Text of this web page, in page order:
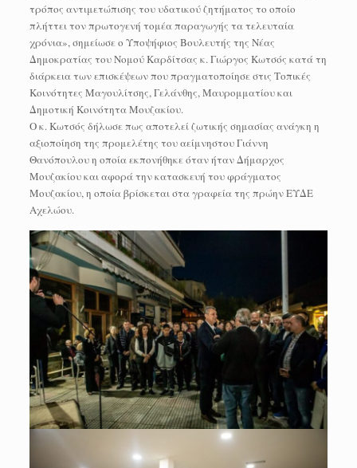
τρόπος αντιμετώπισης του υδατικού ζητήματος το οποίο
πλήττει τον πρωτογενή τομέα παραγωγής τα τελευταία
χρόνια», σημείωσε ο Υποψήφιος Βουλευτής της Νέας
Δημοκρατίας του Νομού Καρδίτσας κ. Γιώργος Κωτσός κατά τη
διάρκεια των επισκέψεων που πραγματοποίησε στις Τοπικές
Κοινότητες Μαγουλίτσης, Γελάνθης, Μαυρομματίου και
Δημοτική Κοινότητα Μουζακίου.
Ο κ. Κωτσός δήλωσε πως αποτελεί ζωτικής σημασίας ανάγκη η
αξιοποίηση της προμελέτης του αείμνηστου Γιάννη
Θανόπουλου η οποία εκπονήθηκε όταν ήταν Δήμαρχος
Μουζακίου και αφορά την κατασκευή του φράγματος
Μουζακίου, η οποία βρίσκεται στα γραφεία της πρώην ΕΥΔΕ
Αχελώου.